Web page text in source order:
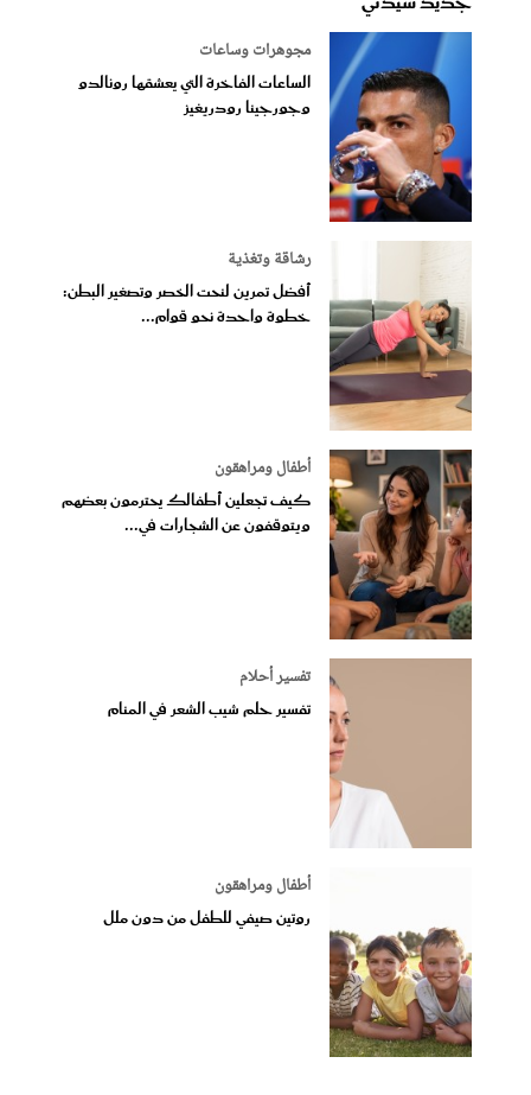
مجوهرات وساعات
الساعات الفاخرة التي يعشقها رونالدو
وجورجينا رودريغيز
رشاقة وتغذية
أفضل تمرين لنحت الخصر وتصغير البطن:
خطوة واحدة نحو قوام...
أطفال ومراهقون
كيف تجعلين أطفالك يحترمون بعضهم
ويتوقفون عن الشجارات في...
تفسير أحلام
تفسير حلم شيب الشعر في المنام
أطفال ومراهقون
روتين صيفي للطفل من دون ملل